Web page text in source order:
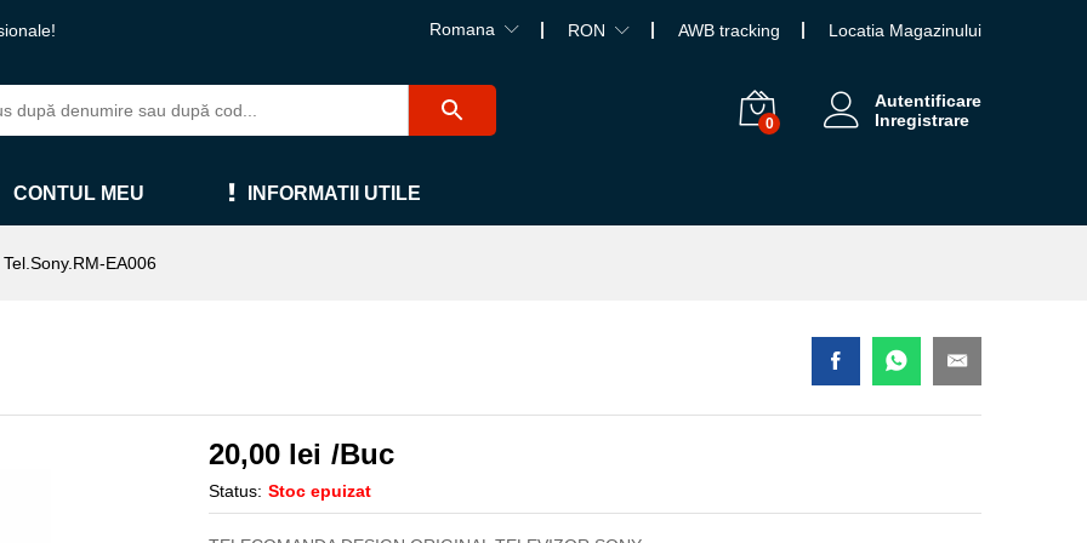
Romana RON AWB tracking Locatia Magazinului
0
Autentificare
Inregistrare
CONTUL MEU INFORMATII UTILE
Tel.Sony.RM-EA006
20,00 lei /Buc
Status: Stoc epuizat